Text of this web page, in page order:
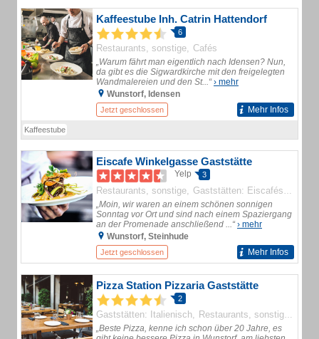
Kaffeestube Inh. Catrin Hattendorf
6
Restaurants, sonstige Cafés
„Warum fährt man eigentlich nach Idensen? Nun,
da gibt es die Sigwardkirche mit den freigelegten
Wandmalereien und den St...“› mehr
Wunstorf, Idensen
Jetzt geschlossen Mehr Infos
Kaffeestube
Eiscafe Winkelgasse Gaststätte
Yelp 3
Restaurants, sonstige Gaststätten: Eiscafés Cafés
„Moin, wir waren an einem schönen sonnigen
Sonntag vor Ort und sind nach einem Spaziergang
an der Promenade anschließend ...“› mehr
Wunstorf, Steinhude
Jetzt geschlossen Mehr Infos
Pizza Station Pizzaria Gaststätte
2
Gaststätten: Italienisch Restaurants, sonstige
„Beste Pizza, kenne ich schon über 20 Jahre, es